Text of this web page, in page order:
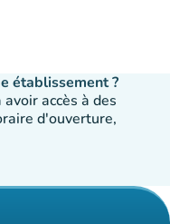
établissement ?
accès à des
d'ouverture,